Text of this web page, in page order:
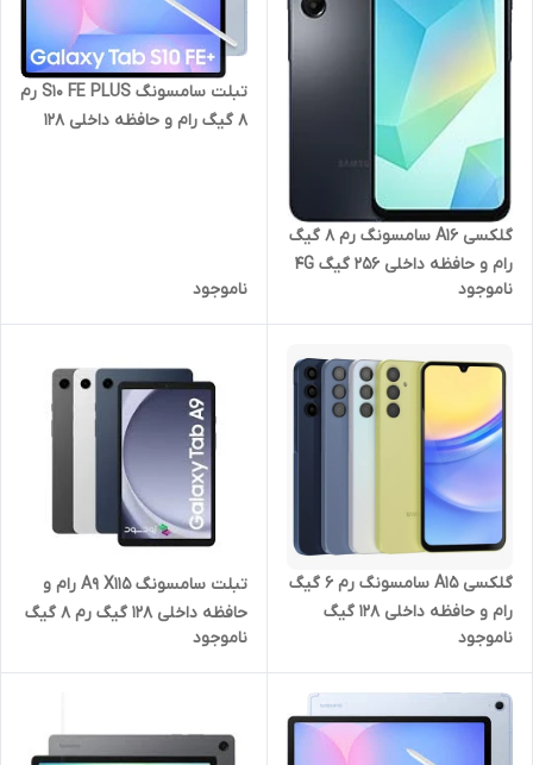
گلکسی A16 سامسونگ رم 8 گیگ
رام و حافظه داخلی 256 گیگ 4G
ناموجود
تبلت سامسونگ S10 FE PLUS رم
8 گیگ رام و حافظه داخلی 128
ناموجود
گلکسی A15 سامسونگ رم 6 گیگ
رام و حافظه داخلی 128 گیگ
ناموجود
تبلت سامسونگ A9 X115 رام و
حافظه داخلی 128 گیگ رم 8 گیگ
با صفحه نمایش 8.7 اینچ 4G
ناموجود